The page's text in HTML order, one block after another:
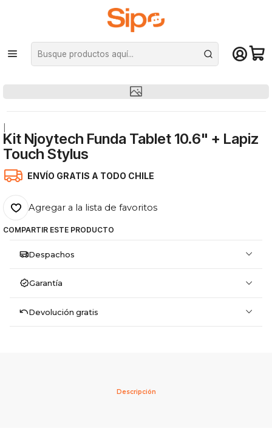
¡Compra hasta mediodía y recibe hoy! De lunes a sábado en el gran
Santiago. Envío gratis desde $29.990
Inicio Otras categorías Lápiz Touch
Kit Njoytech Funda Tablet 10.6" + Lapiz Touch Stylus
Kit Njoytech Funda Tablet 10.6" + Lapiz
Touch Stylus
ENVÍO GRATIS A TODO CHILE
Agregar a la lista de favoritos
COMPARTIR ESTE PRODUCTO
Despachos
Garantía
Devolución gratis
Descripción